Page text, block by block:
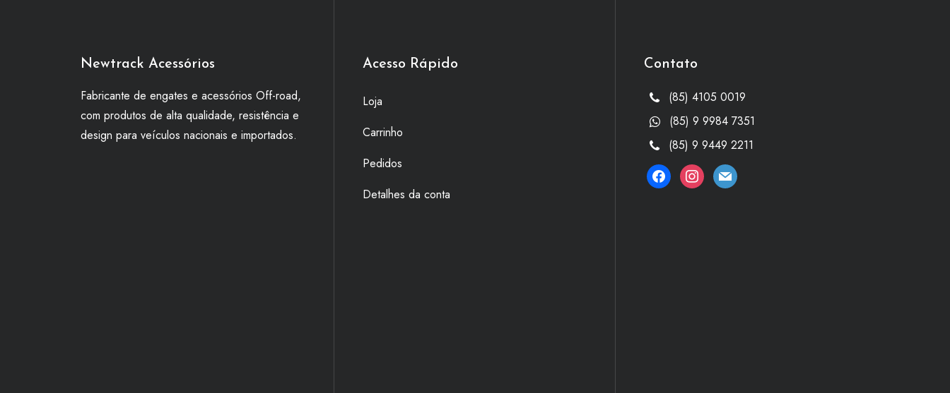
Newtrack Acessórios
Fabricante de engates e acessórios Off-road,
com produtos de alta qualidade, resistência e
design para veículos nacionais e importados.
Acesso Rápido
Loja
Carrinho
Pedidos
Detalhes da conta
Contato
(85) 4105 0019
(85) 9 9984 7351
(85) 9 9449 2211
facebookinstagram
mail